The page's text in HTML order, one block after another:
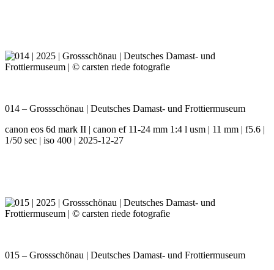
014 – Grossschönau | Deutsches Damast- und Frottiermuseum
canon eos 6d mark II | canon ef 11-24 mm 1:4 l usm | 11 mm | f5.6 |
1/50 sec | iso 400 | 2025-12-27
015 – Grossschönau | Deutsches Damast- und Frottiermuseum